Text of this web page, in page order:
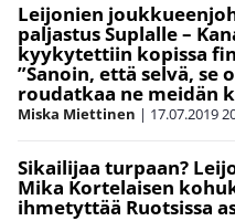
Leijonien
paljastus Suplalle –
kyykytettiin kopissa
”Sanoin, että selvä, se
roudatkaa ne meidän
Miska Miettinen | 17.07.2019
Sikailijaa turpaan?
Mika Kortelaisen
ihmetyttää Ruotsissa